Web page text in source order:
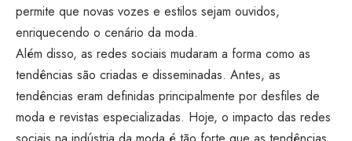
permite que novas vozes e estilos sejam ouvidos,
enriquecendo o cenário da moda.
Além disso, as redes sociais mudaram a forma como as
tendências são criadas e disseminadas. Antes, as
tendências eram definidas principalmente por desfiles de
moda e revistas especializadas. Hoje, o impacto das redes